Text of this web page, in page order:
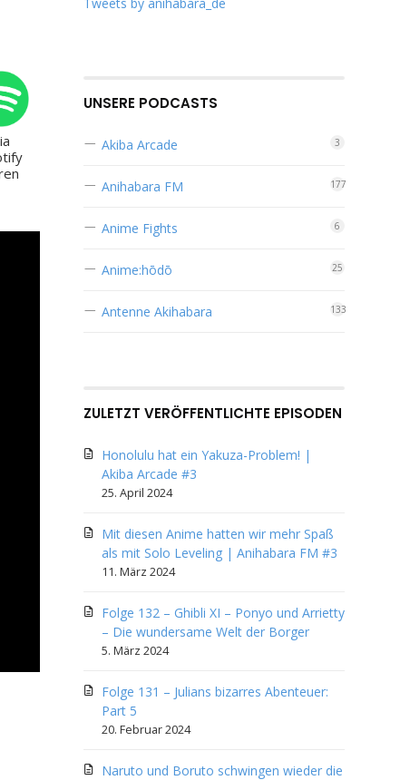
regeln.
UNSERE PODCASTS
Akiba Arcade 3
Anihabara FM 177
Anime Fights 6
Anime:hōdō 25
Antenne Akihabara 133
ZULETZT VERÖFFENTLICHTE EPISODEN
Honolulu hat ein Yakuza-Problem! |
Akiba Arcade #3
25. April 2024
Mit diesen Anime hatten wir mehr Spaß
als mit Solo Leveling | Anihabara FM #3
11. März 2024
Folge 132 – Ghibli XI – Ponyo und Arrietty
– Die wundersame Welt der Borger
5. März 2024
Folge 131 – Julians bizarres Abenteuer:
Part 5
20. Februar 2024
Naruto und Boruto schwingen wieder die